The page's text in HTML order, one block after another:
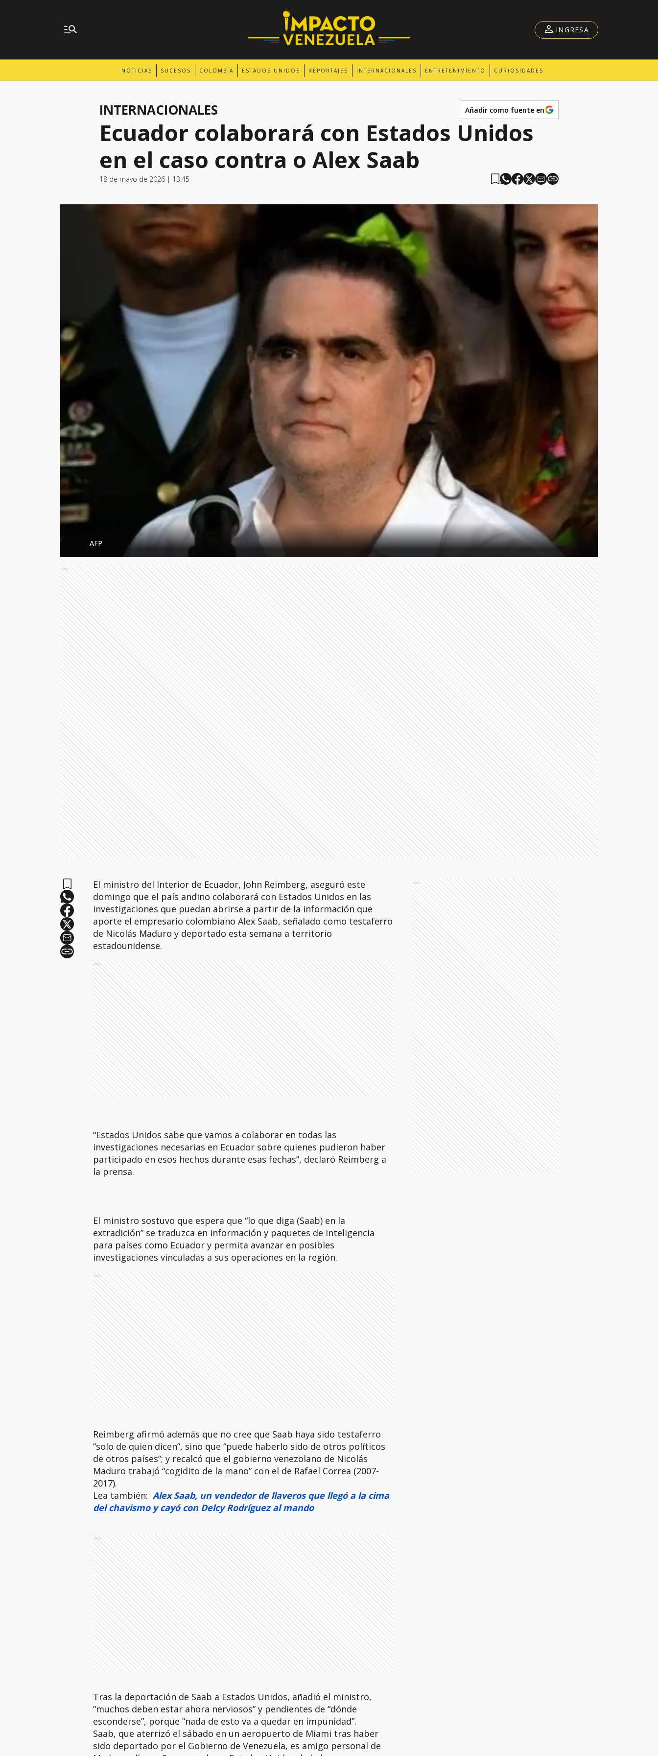
NOTICIAS SUCESOS COLOMBIA ESTADOS UNIDOS REPORTAJES INTERNACIONALES ENTRETENIMIENTO CURIOSIDADES
INGRESA
INTERNACIONALES Añadir como fuente en
Ecuador colaborará con Estados Unidos
en el caso contra o Alex Saab
18 de mayo de 2026 | 13:45
AFP
Ads
El ministro del Interior de Ecuador, John Reimberg, aseguró este
domingo que el país andino colaborará con Estados Unidos en las
investigaciones que puedan abrirse a partir de la información que
aporte el empresario colombiano Alex Saab, señalado como testaferro
de Nicolás Maduro y deportado esta semana a territorio
estadounidense.
Ads
“Estados Unidos sabe que vamos a colaborar en todas las
investigaciones necesarias en Ecuador sobre quienes pudieron haber
participado en esos hechos durante esas fechas”, declaró Reimberg a
la prensa.
El ministro sostuvo que espera que “lo que diga (Saab) en la
extradición” se traduzca en información y paquetes de inteligencia
para países como Ecuador y permita avanzar en posibles
investigaciones vinculadas a sus operaciones en la región.
Ads
Reimberg afirmó además que no cree que Saab haya sido testaferro
“solo de quien dicen”, sino que “puede haberlo sido de otros políticos
de otros países”; y recalcó que el gobierno venezolano de Nicolás
Maduro trabajó “cogidito de la mano” con el de Rafael Correa (2007-
2017).
Lea también: Alex Saab, un vendedor de llaveros que llegó a la cima
del chavismo y cayó con Delcy Rodríguez al mando
Ads
Tras la deportación de Saab a Estados Unidos, añadió el ministro,
“muchos deben estar ahora nerviosos” y pendientes de “dónde
esconderse”, porque “nada de esto va a quedar en impunidad”.
Saab, que aterrizó el sábado en un aeropuerto de Miami tras haber
sido deportado por el Gobierno de Venezuela, es amigo personal de
Ads